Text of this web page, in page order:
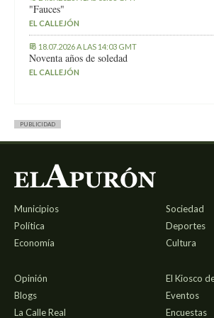
"Fauces"
EL CALLEJÓN
18.07.2026 A LAS 14:03 GMT
Noventa años de soledad
EL CALLEJÓN
PUBLICIDAD
Municipios
Política
Economía
Sociedad
Deportes
Cultura
Opinión
Blogs
La Calle Real
El Kiosco
Eventos
Encuestas